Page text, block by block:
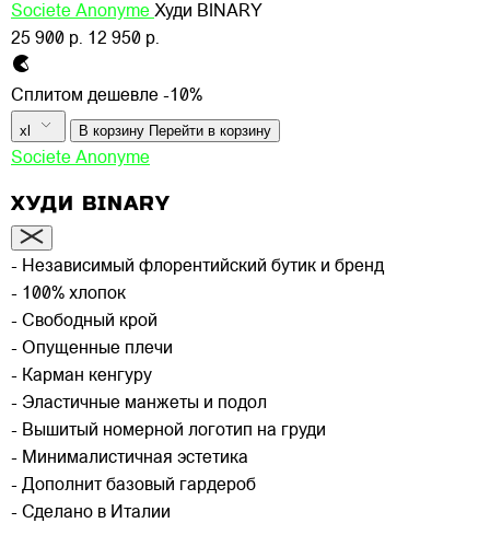
Societe Anonyme Худи BINARY
25 900 р. 12 950 р.
Сплитом дешевле -10%
xl В корзину Перейти в корзину
Societe Anonyme
ХУДИ BINARY
- Независимый флорентийский бутик и бренд
- 100% хлопок
- Свободный крой
- Опущенные плечи
- Карман кенгуру
- Эластичные манжеты и подол
- Вышитый номерной логотип на груди
- Минималистичная эстетика
- Дополнит базовый гардероб
- Сделано в Италии